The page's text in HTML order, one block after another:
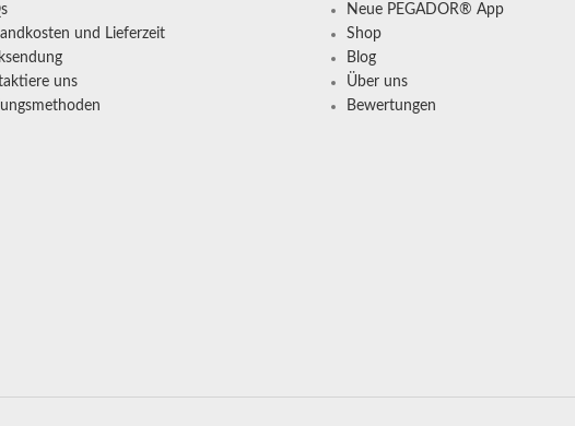
und Lieferzeit
uns
Neue PEGADOR® App
Shop
Blog
Über uns
Bewertungen